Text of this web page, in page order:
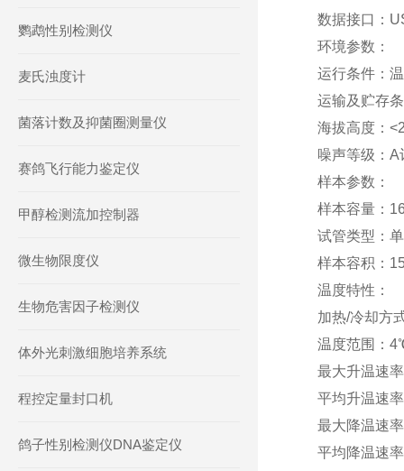
数据接口：
环境参数：
运行条件：
运输及贮存
海拔高度：
噪声等级：A
样本参数：
样本容量：
试管类型：
样本容积：
温度特性：
加热/冷却方
温度范围：
最大升温速
平均升温速
最大降温速
平均降温速
鹦鹉性别检测仪
麦氏浊度计
菌落计数及抑菌圈测量仪
赛鸽飞行能力鉴定仪
甲醇检测流加控制器
微生物限度仪
生物危害因子检测仪
体外光刺激细胞培养系统
程控定量封口机
鸽子性别检测仪DNA鉴定仪